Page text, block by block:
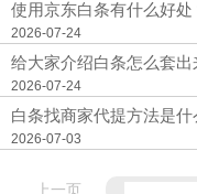
使用京东白条有什么好
2026-07-24
给大家介绍白条怎么套
2026-07-24
白条找商家代提方法是
2026-07-03
上一页